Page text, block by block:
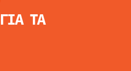
ΓΙΑ ΤΑ